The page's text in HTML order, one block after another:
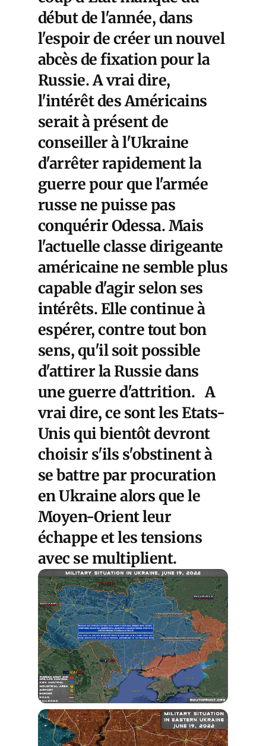
début de l'année, dans
l'espoir de créer un nouvel
abcès de fixation pour la
Russie. A vrai dire,
l'intérêt des Américains
serait à présent de
conseiller à l'Ukraine
d'arrêter rapidement la
guerre pour que l'armée
russe ne puisse pas
conquérir Odessa. Mais
l'actuelle classe dirigeante
américaine ne semble plus
capable d'agir selon ses
intérêts. Elle continue à
espérer, contre tout bon
sens, qu'il soit possible
d'attirer la Russie dans
une guerre d'attrition. A
vrai dire, ce sont les Etats-
Unis qui bientôt devront
choisir s'ils s'obstinent à
se battre par procuration
en Ukraine alors que le
Moyen-Orient leur
échappe et les tensions
avec se multiplient.